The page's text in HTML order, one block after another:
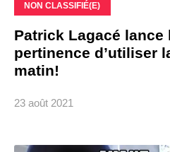
NON CLASSIFIÉ(E)
Patrick Lagacé lance
pertinence d’utiliser
matin!
23 août 2021